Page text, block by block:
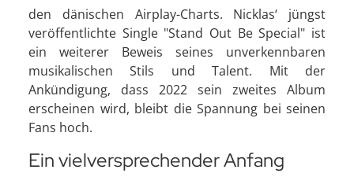
den dänischen Airplay-Charts. Nicklas‘ jüngst
veröffentlichte Single "Stand Out Be Special" ist
ein weiterer Beweis seines unverkennbaren
musikalischen Stils und Talent. Mit der
Ankündigung, dass 2022 sein zweites Album
erscheinen wird, bleibt die Spannung bei seinen
Fans hoch.
Ein vielversprechender Anfang